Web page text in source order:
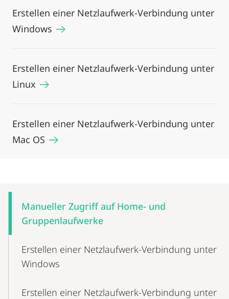
Erstellen einer Netzlaufwerk-Verbindung unter
Windows
Erstellen einer Netzlaufwerk-Verbindung unter
Linux
Erstellen einer Netzlaufwerk-Verbindung unter
Mac OS
NavigationManueller Zugriff auf Home- und
Gruppenlaufwerke
Erstellen einer Netzlaufwerk-Verbindung unter
Windows
Erstellen einer Netzlaufwerk-Verbindung unter